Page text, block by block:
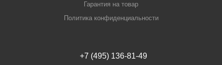
Гарантия на товар
Политика конфиденциальности
+7 (495) 136-81-49